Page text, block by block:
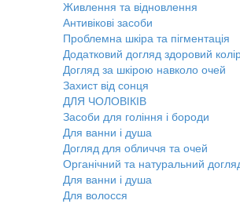
Живлення та відновлення
Антивікові засоби
Проблемна шкіра та пігментація
Додатковий догляд здоровий
Догляд за шкірою навколо очей
Захист від сонця
ДЛЯ ЧОЛОВІКІВ
Засоби для гоління і бороди
Для ванни і душа
Догляд для обличчя та очей
Органічний та натуральний
Для ванни і душа
Для волосся